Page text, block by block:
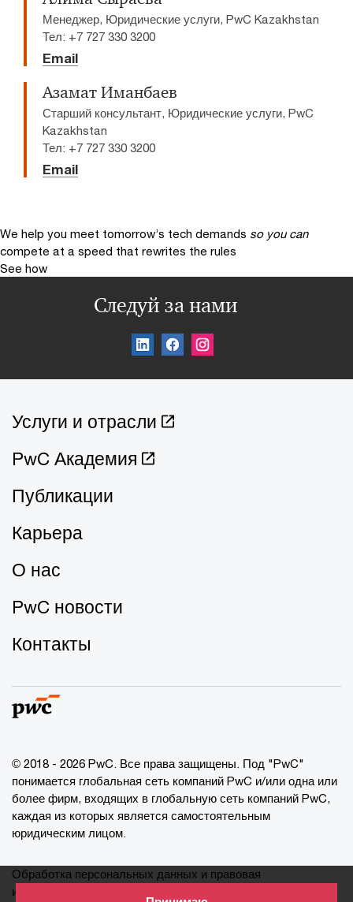
Менеджер, Юридические услуги, PwC Kazakhstan
Тел: +7 727 330 3200
Email
Азамат Иманбаев
Старший консультант, Юридические услуги, PwC
Kazakhstan
Тел: +7 727 330 3200
Email
We help you meet tomorrow’s tech demands so you can
compete at a speed that rewrites the rules
See how
Следуй за нами
Услуги и отрасли
PwC Академия
Публикации
Карьера
О нас
PwC новости
Контакты
© 2018 - 2026 PwC. Все права защищены. Под "PwC"
понимается глобальная сеть компаний PwC и/или одна или
более фирм, входящих в глобальную сеть компаний PwC,
каждая из которых является самостоятельным
юридическим лицом.
Обработка персональных данных и правовая
информация